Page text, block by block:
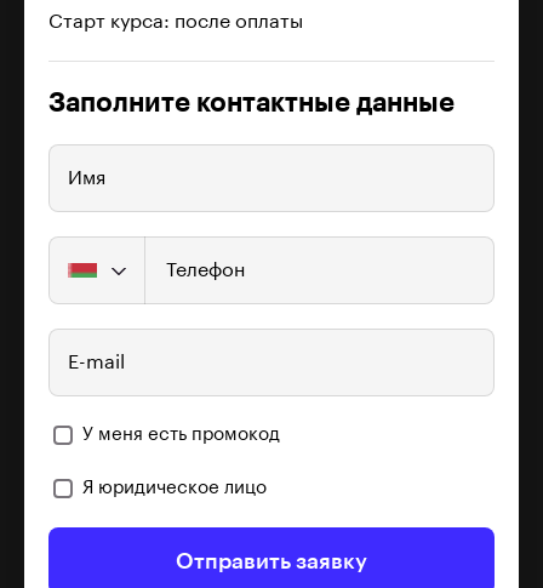
Старт курса: после оплаты
Заполните контактные данные
Имя
Телефон
E-mail
У меня есть промокод
Я юридическое лицо
Отправить заявку